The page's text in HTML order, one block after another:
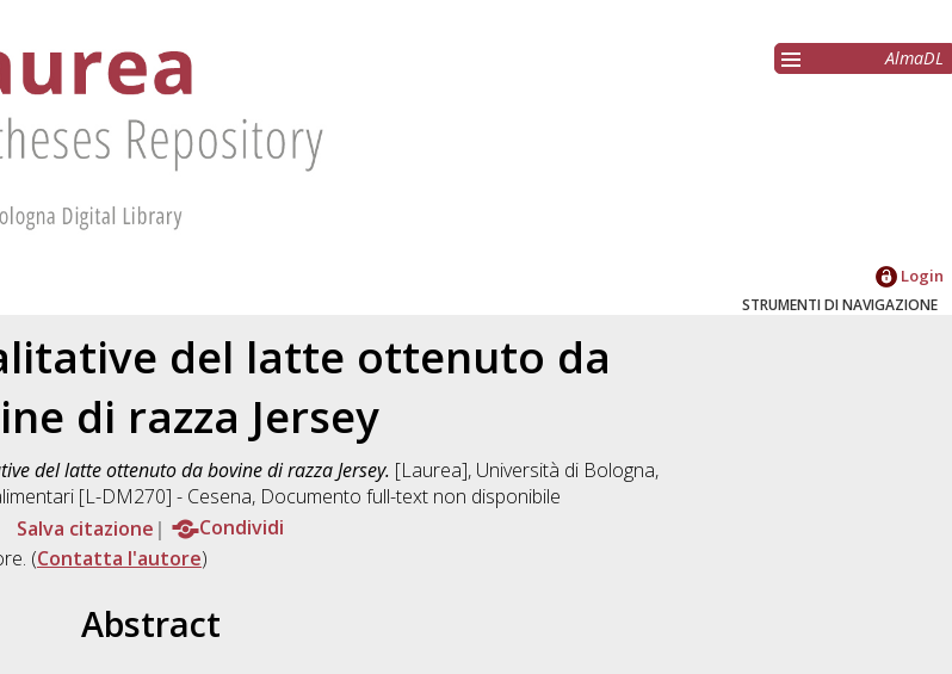
AlmaDL
Login
STRUMENTI DI NAVIGAZIONE
del latte ottenuto da
di razza Jersey
del latte ottenuto da bovine di razza Jersey. [Laurea], Università di Bologna,
[L-DM270] - Cesena, Documento full-text non disponibile
Salva citazione
Condividi
(Contatta l'autore)
Abstract